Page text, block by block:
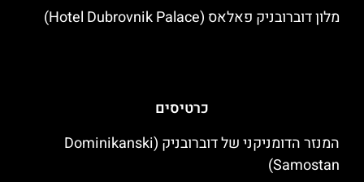
מלון דוברובניק פאלאס (Hotel Dubrovnik Palace)
כרטיסים
המנזר הדומניקני של דוברובניק (Dominikanski
Samostan)